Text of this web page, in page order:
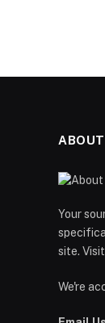
Your
site.
We're